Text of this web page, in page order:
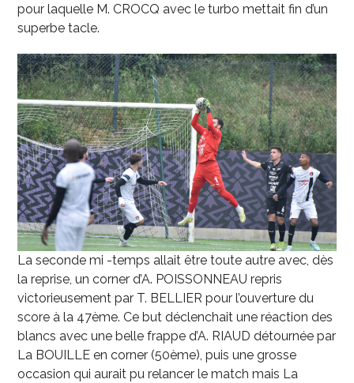
pour laquelle M. CROCQ avec le turbo mettait fin d’un
superbe tacle.
La seconde mi -temps allait être toute autre avec, dès
la reprise, un corner d’A. POISSONNEAU repris
victorieusement par T. BELLIER pour l’ouverture du
score à la 47ème. Ce but déclenchait une réaction des
blancs avec une belle frappe d’A. RIAUD détournée par
La BOUILLE en corner (50ème), puis une grosse
occasion qui aurait pu relancer le match mais La